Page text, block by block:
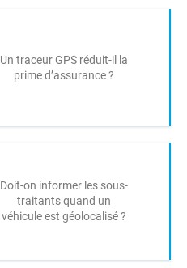
Un traceur GPS réduit-il la
prime d’assurance ?
Doit-on informer les sous-
traitants quand un
véhicule est géolocalisé ?